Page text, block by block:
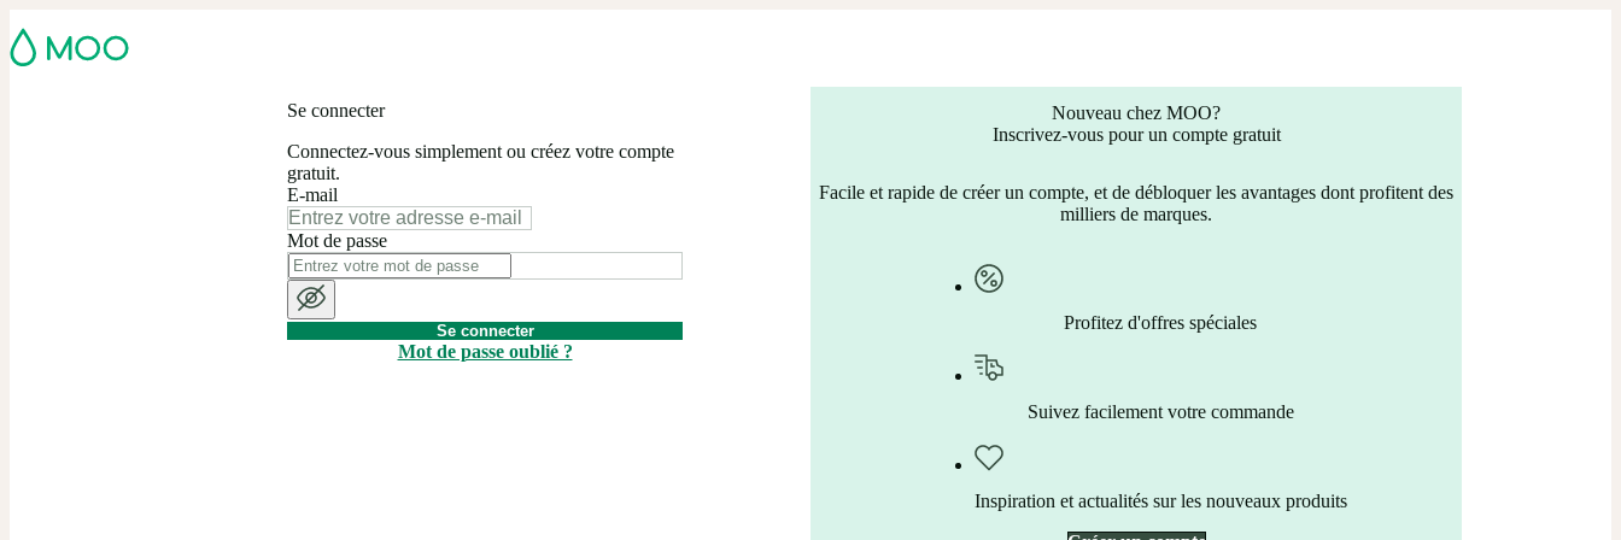
Se connecter
Connectez-vous simplement ou créez votre compte
gratuit.
E-mail
Mot de passe
Se connecter
Mot de passe oublié ?
Nouveau chez MOO?
Inscrivez-vous pour un compte gratuit
Facile et rapide de créer un compte, et de débloquer les avantages dont profitent des
milliers de marques.
Profitez d'offres spéciales
Suivez facilement votre commande
Inspiration et actualités sur les nouveaux produits